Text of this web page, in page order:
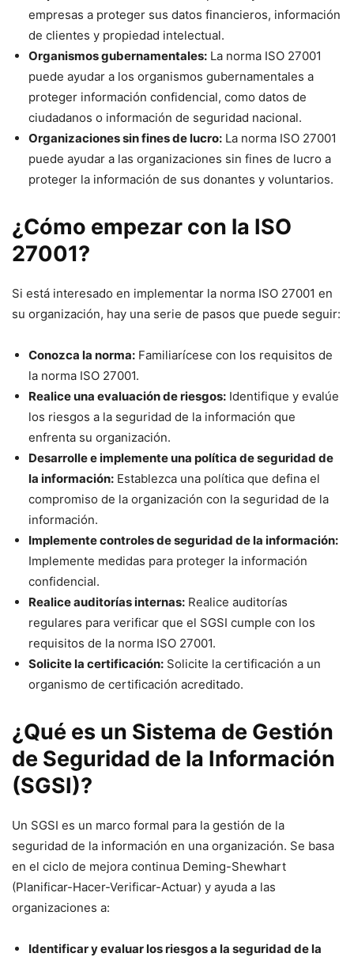
empresas a proteger sus datos financieros, información
de clientes y propiedad intelectual.
Organismos gubernamentales: La norma ISO 27001
puede ayudar a los organismos gubernamentales a
proteger información confidencial, como datos de
ciudadanos o información de seguridad nacional.
Organizaciones sin fines de lucro: La norma ISO 27001
puede ayudar a las organizaciones sin fines de lucro a
proteger la información de sus donantes y voluntarios.
¿Cómo empezar con la ISO
27001?
Si está interesado en implementar la norma ISO 27001 en
su organización, hay una serie de pasos que puede seguir:
Conozca la norma: Familiarícese con los requisitos de
la norma ISO 27001.
Realice una evaluación de riesgos: Identifique y evalúe
los riesgos a la seguridad de la información que
enfrenta su organización.
Desarrolle e implemente una política de seguridad de
la información: Establezca una política que defina el
compromiso de la organización con la seguridad de la
información.
Implemente controles de seguridad de la información:
Implemente medidas para proteger la información
confidencial.
Realice auditorías internas: Realice auditorías
regulares para verificar que el SGSI cumple con los
requisitos de la norma ISO 27001.
Solicite la certificación: Solicite la certificación a un
organismo de certificación acreditado.
¿Qué es un Sistema de Gestión
de Seguridad de la Información
(SGSI)?
Un SGSI es un marco formal para la gestión de la
seguridad de la información en una organización. Se basa
en el ciclo de mejora continua Deming-Shewhart
(Planificar-Hacer-Verificar-Actuar) y ayuda a las
organizaciones a:
Identificar y evaluar los riesgos a la seguridad de la